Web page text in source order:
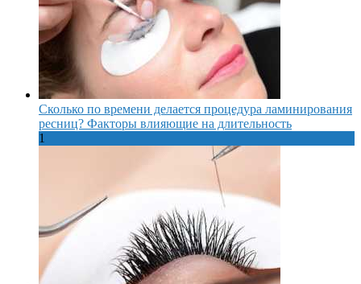
Сколько по времени делается процедура ламинирования
ресниц? Факторы влияющие на длительность
1